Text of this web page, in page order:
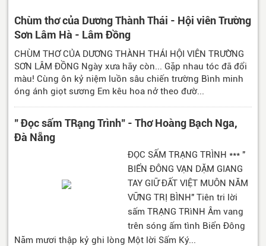
Chùm thơ của Dương Thành Thái - Hội viên Trường
Sơn Lâm Hà - Lâm Đồng
CHÙM THƠ CỦA DƯƠNG THÀNH THÁI HỘI VIÊN TRƯỜNG
SƠN LÂM ĐỒNG Ngày xưa hãy còn... Gặp nhau tóc đã đổi
màu! Cùng ôn kỷ niệm luồn sâu chiến trường Bình minh
óng ánh giọt sương Em kêu hoa nở theo đườ...
" Đọc sấm TRạng Trình" - Thơ Hoàng Bạch Nga,
Đà Nẵng
ĐỌC SẤM TRẠNG TRÌNH *** "
BIỂN ĐÔNG VẠN DẶM GIANG
TAY GIỮ ĐẤT VIỆT MUÔN NĂM
VỮNG TRỊ BÌNH" Tiên tri lời
sấm TRẠNG TRìNH Âm vang
trên sóng ấm tình Biển Đông
Năm mươi thập kỷ ghi lòng Một lời Sấm Ký...